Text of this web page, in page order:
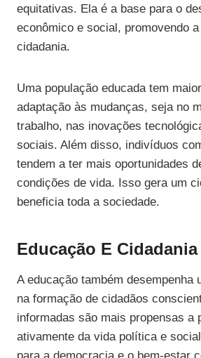
equitativas. Ela é a base para o
econômico e social, promovendo
cidadania.
Uma população educada tem
adaptação às mudanças, seja no
trabalho, nas inovações
sociais. Além disso, indivíduos
tendem a ter mais oportunidades
condições de vida. Isso gera um
beneficia toda a sociedade.
Educação E Cidadania
A educação também desempenha
na formação de cidadãos
informadas são mais propensas a
ativamente da vida política e